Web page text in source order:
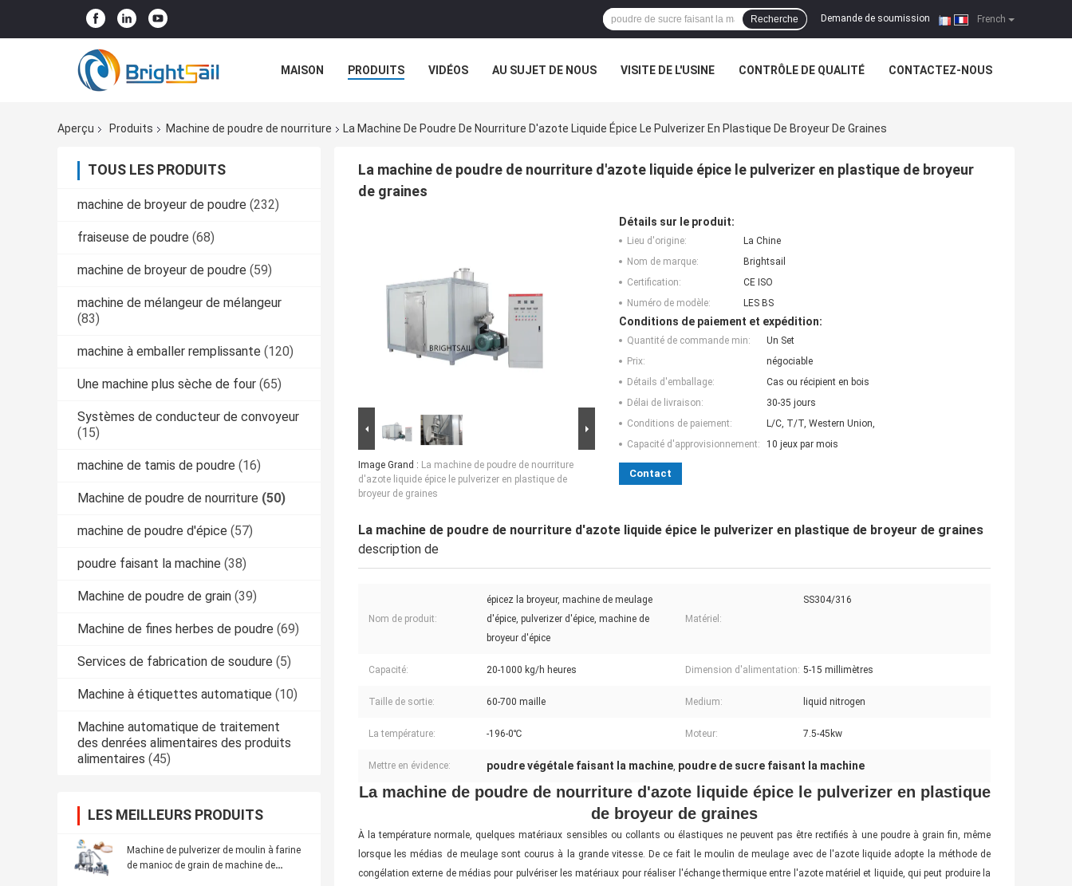
French
Demande de soumission |
Recherche
MAISON PRODUITS VIDÉOS AU SUJET DE NOUS VISITE DE L'USINE CONTRÔLE DE QUALITÉ CONTACTEZ-NOUS
Aperçu
Produits Machine de poudre de nourriture La Machine De Poudre De Nourriture D'azote Liquide Épice Le Pulverizer En Plastique De Broyeur De Graines
TOUS LES PRODUITS
machine de broyeur de poudre (232)
fraiseuse de poudre (68)
machine de broyeur de poudre (59)
machine de mélangeur de mélangeur
(83)
machine à emballer remplissante (120)
Une machine plus sèche de four (65)
Systèmes de conducteur de convoyeur
(15)
machine de tamis de poudre (16)
Machine de poudre de nourriture (50)
machine de poudre d'épice (57)
poudre faisant la machine (38)
Machine de poudre de grain (39)
Machine de fines herbes de poudre (69)
Services de fabrication de soudure (5)
Machine à étiquettes automatique (10)
Machine automatique de traitement
des denrées alimentaires des produits
alimentaires (45)
LES MEILLEURS PRODUITS
Machine de pulverizer de moulin à farine
de manioc de grain de machine de
La machine de poudre de nourriture d'azote liquide épice le pulverizer en plastique de broyeur
de graines
Image Grand : La machine de poudre de nourriture
d'azote liquide épice le pulverizer en plastique de
broyeur de graines
Détails sur le produit:
Lieu d'origine:
La Chine
Nom de marque:
Brightsail
Certification:
CE ISO
Numéro de modèle:
LES BS
Conditions de paiement et expédition:
Quantité de commande min:
Un Set
Prix:
négociable
Détails d'emballage:
Cas ou récipient en bois
Délai de livraison:
30-35 jours
Conditions de paiement:
L/C, T/T, Western Union,
Capacité d'approvisionnement:
10 jeux par mois
Contact
La machine de poudre de nourriture d'azote liquide épice le pulverizer en plastique de broyeur de graines
description de
Nom de produit:
épicez la broyeur, machine de meulage
d'épice, pulverizer d'épice, machine de
broyeur d'épice
Matériel:
SS304/316
Capacité: 20-1000 kg/h heures Dimension d'alimentation: 5-15 millimètres
Taille de sortie: 60-700 maille Medium: liquid nitrogen
La température: -196-0℃ Moteur: 7.5-45kw
Mettre en évidence: poudre végétale faisant la machine, poudre de sucre faisant la machine
La machine de poudre de nourriture d'azote liquide épice le pulverizer en plastique
de broyeur de graines
À la température normale, quelques matériaux sensibles ou collants ou élastiques ne peuvent pas être rectifiés à une poudre à grain fin, même
lorsque les médias de meulage sont courus à la grande vitesse. De ce fait le moulin de meulage avec de l'azote liquide adopte la méthode de
congélation externe de médias pour pulvériser les matériaux pour réaliser l'échange thermique entre l'azote matériel et liquide, qui peut produire la